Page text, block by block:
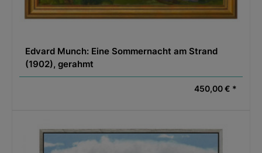
Edvard Munch: Eine Sommernacht am Strand
(1902), gerahmt
450,00 € *